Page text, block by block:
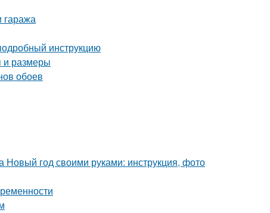
гаража
инструкцию
и размеры
обоев
год своими руками: инструкция, фото